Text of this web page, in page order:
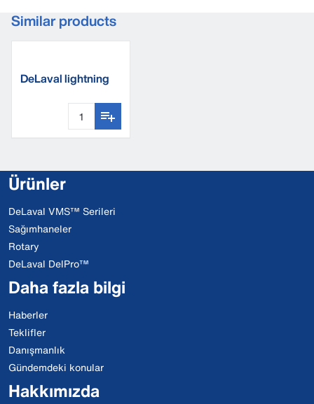
Similar products
DeLaval lightning
Ürünler
DeLaval VMS™ Serileri
Sağımhaneler
Rotary
DeLaval DelPro™
Daha fazla bilgi
Haberler
Teklifler
Danışmanlık
Gündemdeki konular
Hakkımızda